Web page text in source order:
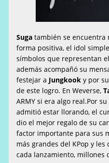
Sugatambién se encuentra
forma positiva, el idol
símbolos que representan
además acompañó su
festejar a Jungkooky por
de este logro. En Weverse,
ARMY si era algo real.Por
admitió estar llorando, el
dio el mejor regalo de su
factor importante para sus
más grandes del KPop y
cada lanzamiento, millones